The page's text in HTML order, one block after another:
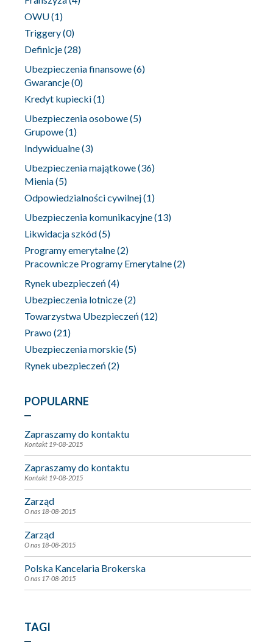
OWU(1)
Triggery(0)
Definicje(28)
Ubezpieczenia finansowe(6)
Gwarancje(0)
Kredyt kupiecki(1)
Ubezpieczenia osobowe(5)
Grupowe(1)
Indywidualne(3)
Ubezpieczenia majątkowe(36)
Mienia(5)
Odpowiedzialności cywilnej(1)
Ubezpieczenia komunikacyjne(13)
Likwidacja szkód(5)
Programy emerytalne(2)
Pracownicze Programy Emerytalne(2)
Rynek ubezpieczeń (4)
Ubezpieczenia lotnicze(2)
Towarzystwa Ubezpieczeń (12)
Prawo(21)
Ubezpieczenia morskie(5)
Rynek ubezpieczeń (2)
POPULARNE
Zapraszamy do kontaktu
Kontakt 19-08-2015
Zapraszamy do kontaktu
Kontakt 19-08-2015
Zarząd
O nas 18-08-2015
Zarząd
O nas 18-08-2015
Polska Kancelaria Brokerska
O nas 17-08-2015
TAGI